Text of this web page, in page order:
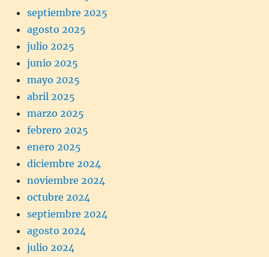
septiembre 2025
agosto 2025
julio 2025
junio 2025
mayo 2025
abril 2025
marzo 2025
febrero 2025
enero 2025
diciembre 2024
noviembre 2024
octubre 2024
septiembre 2024
agosto 2024
julio 2024